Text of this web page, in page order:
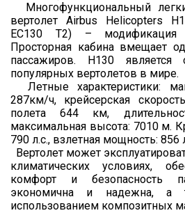
Многофункциональный
вертолет Airbus Helicopters
EC130 T2) – модификация
Просторная кабина вмещает
пассажиров. Н130
популярных вертолетов в мире.
Летные характеристики:
287км/ч, крейсерская
полета 644 км,
максимальная высота: 7010 м.
790 л.с., взлетная мощность: 856
Вертолет может
климатических условиях,
комфорт и безопасность
экономична и надежна, а
использованием композитных